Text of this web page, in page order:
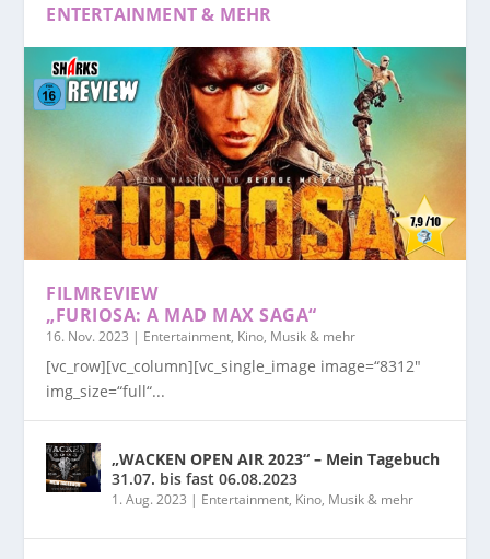
ENTERTAINMENT & MEHR
FILMREVIEW
„FURIOSA: A MAD MAX SAGA“
16. Nov. 2023 | Entertainment, Kino, Musik & mehr
[vc_row][vc_column][vc_single_image image=“8312″
img_size=“full“...
„WACKEN OPEN AIR 2023“ – Mein Tagebuch
31.07. bis fast 06.08.2023
1. Aug. 2023 | Entertainment, Kino, Musik & mehr